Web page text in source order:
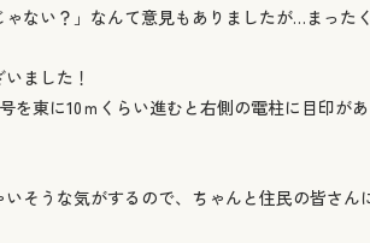
ない？」なんて意見もありましたが…まった
ました！
東に10ｍくらい進むと右側の電柱に目印が
そうな気がするので、ちゃんと住民の皆さん